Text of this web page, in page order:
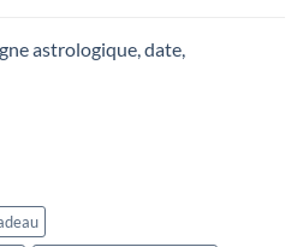
astrologique, date,